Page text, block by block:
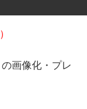
画像化・プレ